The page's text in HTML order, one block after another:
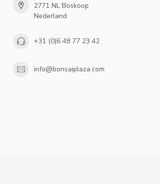
2771 NL Boskoop
Nederland
+31 (0)6 48 77 23 42
info@bonsaiplaza.com